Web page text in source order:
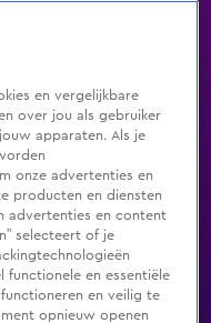
Genres
en vergelijkbare
over jou als gebruiker
apparaten. Als je
onze advertenties en
producten en diensten
advertenties en content
selecteert of je
functionele en essentiële
en veilig te
opnieuw openen